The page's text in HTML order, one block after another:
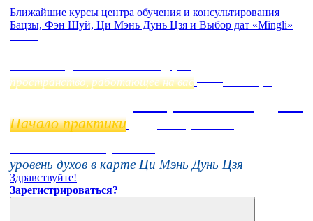
Ближайшие курсы центра обучения и консультирования
Бацзы, Фэн Шуй, Ци Мэнь Дунь Цзя и Выбор дат «Mingli»
пространство, работающее на вас
Начало практики
уровень духов в карте Ци Мэнь Дунь Цзя
Здравствуйте!
Зарегистрироваться?